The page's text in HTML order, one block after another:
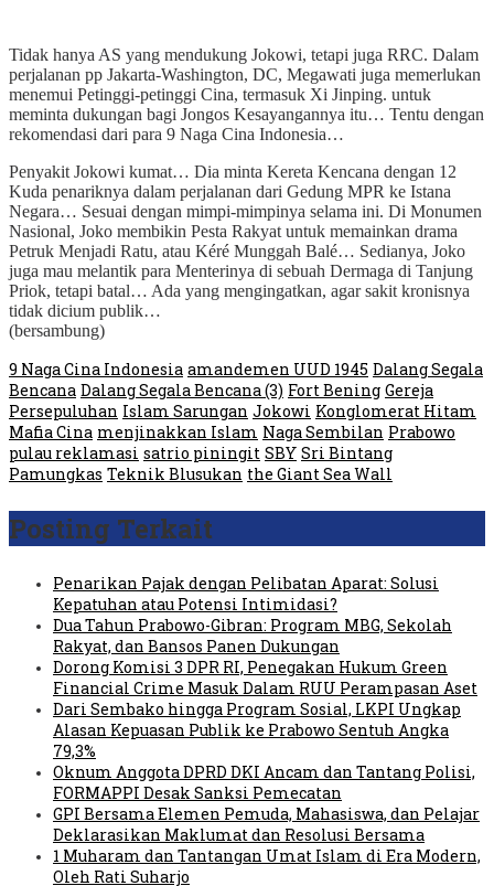
Tidak hanya AS yang mendukung Jokowi, tetapi juga RRC. Dalam
perjalanan pp Jakarta-Washington, DC, Megawati juga memerlukan
menemui Petinggi-petinggi Cina, termasuk Xi Jinping. untuk
meminta dukungan bagi Jongos Kesayangannya itu… Tentu dengan
rekomendasi dari para 9 Naga Cina Indonesia…
Penyakit Jokowi kumat… Dia minta Kereta Kencana dengan 12
Kuda penariknya dalam perjalanan dari Gedung MPR ke Istana
Negara… Sesuai dengan mimpi-mimpinya selama ini. Di Monumen
Nasional, Joko membikin Pesta Rakyat untuk memainkan drama
Petruk Menjadi Ratu, atau Kéré Munggah Balé… Sedianya, Joko
juga mau melantik para Menterinya di sebuah Dermaga di Tanjung
Priok, tetapi batal… Ada yang mengingatkan, agar sakit kronisnya
tidak dicium publik…
(bersambung)
9 Naga Cina Indonesia amandemen UUD 1945 Dalang Segala
Bencana Dalang Segala Bencana (3) Fort Bening Gereja
Persepuluhan Islam Sarungan Jokowi Konglomerat Hitam
Mafia Cina menjinakkan Islam Naga Sembilan Prabowo
pulau reklamasi satrio piningit SBY Sri Bintang
Pamungkas Teknik Blusukan the Giant Sea Wall
Posting Terkait
Penarikan Pajak dengan Pelibatan Aparat: Solusi
Kepatuhan atau Potensi Intimidasi?
Dua Tahun Prabowo-Gibran: Program MBG, Sekolah
Rakyat, dan Bansos Panen Dukungan
Dorong Komisi 3 DPR RI, Penegakan Hukum Green
Financial Crime Masuk Dalam RUU Perampasan Aset
Dari Sembako hingga Program Sosial, LKPI Ungkap
Alasan Kepuasan Publik ke Prabowo Sentuh Angka
79,3%
Oknum Anggota DPRD DKI Ancam dan Tantang Polisi,
FORMAPPI Desak Sanksi Pemecatan
GPI Bersama Elemen Pemuda, Mahasiswa, dan Pelajar
Deklarasikan Maklumat dan Resolusi Bersama
1 Muharam dan Tantangan Umat Islam di Era Modern,
Oleh Rati Suharjo